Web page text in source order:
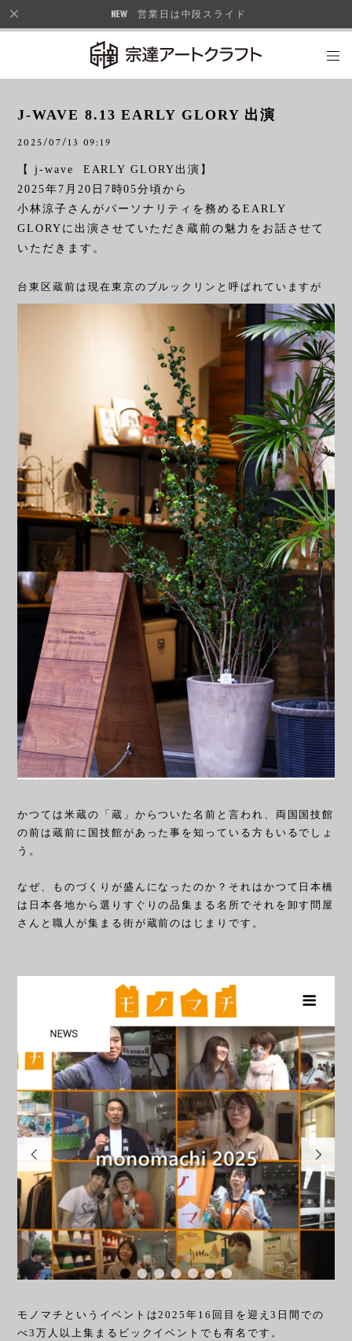
営業日は中段スライド
J-WAVE 8.13 EARLY GLORY 出演
2025/07/13 09:19
【 j-wave EARLY GLORY出演】
2025年7月20日7時05分頃から
小林涼子さんがパーソナリティを務めるEARLY
GLORYに出演させていただき蔵前の魅力をお話させて
いただきます。
台東区蔵前は現在東京のブルックリンと呼ばれていますが
かつては米蔵の「蔵」からついた名前と言われ、両国国技館
の前は蔵前に国技館があった事を知っている方もいるでしょ
う。
なぜ、ものづくりが盛んになったのか？それはかつて日本橋
は日本各地から選りすぐりの品集まる名所でそれを卸す問屋
さんと職人が集まる街が蔵前のはじまりです。
モノマチというイベントは2025年16回目を迎え3日間での
べ3万人以上集まるビックイベントでも有名です。